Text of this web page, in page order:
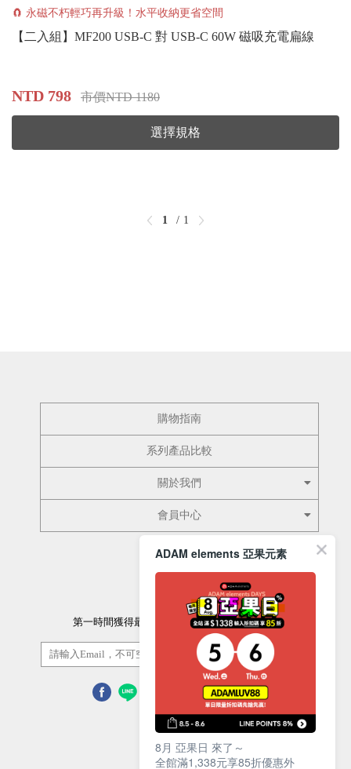
🧲 永磁不朽輕巧再升級！水平收納更省空間
【二入組】MF200 USB-C 對 USB-C 60W 磁吸充電扁線
NTD 798 市價NTD 1180
選擇規格
1 1
購物指南
系列產品比較
關於我們
會員中心
第一時間獲得最新的優惠資訊以及最新產品資訊
訂閱/取消
ADAM elements 亞果元素
8月 亞果日 來了～
全館滿1,338元享85折優惠外